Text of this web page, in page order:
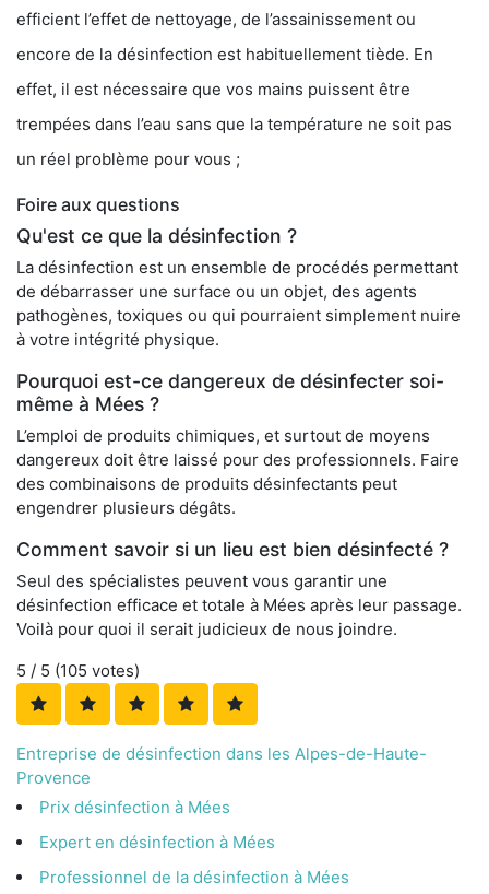
efficient l’effet de nettoyage, de l’assainissement ou
encore de la désinfection est habituellement tiède. En
effet, il est nécessaire que vos mains puissent être
trempées dans l’eau sans que la température ne soit pas
un réel problème pour vous ;
Foire aux questions
Qu'est ce que la désinfection ?
La désinfection est un ensemble de procédés permettant
de débarrasser une surface ou un objet, des agents
pathogènes, toxiques ou qui pourraient simplement nuire
à votre intégrité physique.
Pourquoi est-ce dangereux de désinfecter soi-
même à Mées ?
L’emploi de produits chimiques, et surtout de moyens
dangereux doit être laissé pour des professionnels. Faire
des combinaisons de produits désinfectants peut
engendrer plusieurs dégâts.
Comment savoir si un lieu est bien désinfecté ?
Seul des spécialistes peuvent vous garantir une
désinfection efficace et totale à Mées après leur passage.
Voilà pour quoi il serait judicieux de nous joindre.
5 / 5 (105 votes)
Entreprise de désinfection dans les Alpes-de-Haute-
Provence
Prix désinfection à Mées
Expert en désinfection à Mées
Professionnel de la désinfection à Mées